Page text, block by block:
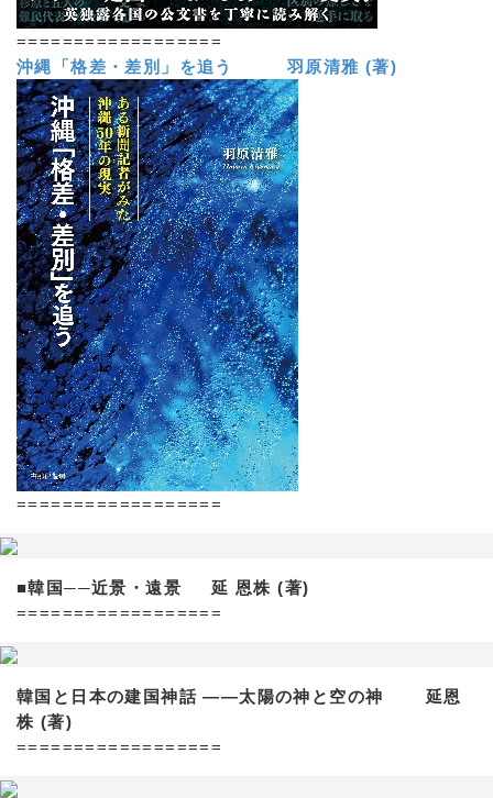
==================
沖縄「格差・差別」を追う 羽原清雅 (著)
==================
■韓国──近景・遠景 延 恩株 (著)
==================
韓国と日本の建国神話 ——太陽の神と空の神 延恩
株 (著)
==================